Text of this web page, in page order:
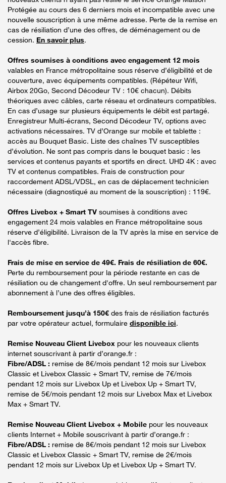
Protégée au cours des 6 derniers mois et incompatible avec une
nouvelle souscription à une même adresse. Perte de la remise en
cas de résiliation d’une des offres, de déménagement ou de
cession. En savoir plus.
Offres soumises à conditions avec engagement 12 mois
valables en France métropolitaine sous réserve d’éligibilité et de
couverture, avec équipements compatibles. (Répéteur Wifi,
Airbox 20Go, Second Décodeur TV : 10€ chacun). Débits
théoriques avec câbles, carte réseau et ordinateurs compatibles.
En cas d’usage sur plusieurs équipements le débit est partagé.
Enregistreur Multi-écrans, Second Décodeur TV, options avec
activations nécessaires. TV d’Orange sur mobile et tablette :
accès au Bouquet Basic. Liste des chaînes TV susceptibles
d’évolution. Ne sont pas compris dans le bouquet basic : les
services et contenus payants et sportifs en direct. UHD 4K : avec
TV et contenus compatibles. Frais de construction pour
raccordement ADSL/VDSL, en cas de déplacement technicien
nécessaire (diagnostiqué au moment de la souscription) : 119€.
Offres Livebox + Smart TV soumises à conditions avec
engagement 24 mois valables en France métropolitaine sous
réserve d’éligibilité. Livraison de la TV après la mise en service de
l'accès fibre.
Frais de mise en service de 49€. Frais de résiliation de 60€.
Perte du remboursement pour la période restante en cas de
résiliation ou de changement d'offre. Un seul remboursement par
abonnement à l’une des offres éligibles.
Remboursement jusqu’à 150€ des frais de résiliation facturés
par votre opérateur actuel, formulaire disponible ici.
Remise Nouveau Client Livebox pour les nouveaux clients
internet souscrivant à partir d’orange.fr :
Fibre/ADSL : remise de 8€/mois pendant 12 mois sur Livebox
Classic et Livebox Classic + Smart TV, remise de 7€/mois
pendant 12 mois sur Livebox Up et Livebox Up + Smart TV,
remise de 5€/mois pendant 12 mois sur Livebox Max et Livebox
Max + Smart TV.
Remise Nouveau Client Livebox + Mobile pour les nouveaux
clients Internet + Mobile souscrivant à partir d’orange.fr :
Fibre/ADSL : remise de 8€/mois pendant 12 mois sur Livebox
Classic et Livebox Classic + Smart TV, remise de 2€/mois
pendant 12 mois sur Livebox Up et Livebox Up + Smart TV.